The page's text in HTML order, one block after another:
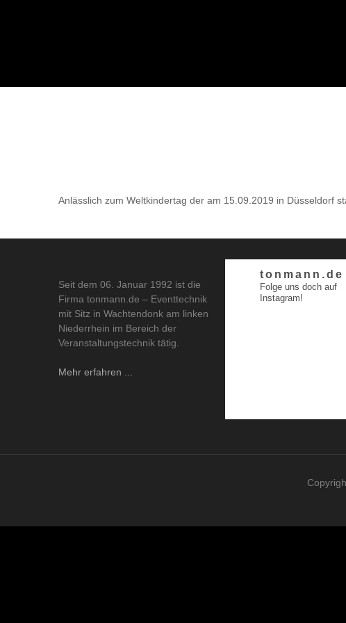
Anlässlich zum Weltkindertag der am 15.09.2019 in Düsseldorf
Seit dem 06. Januar 1992 ist die
Firma tonmann.de – Eventtechnik
mit Sitz in Wachtendonk am linken
Niederrhein im Bereich der
Veranstaltungstechnik tätig.
Mehr erfahren ...
tonmann.de
Folge uns doch auf
Instagram!